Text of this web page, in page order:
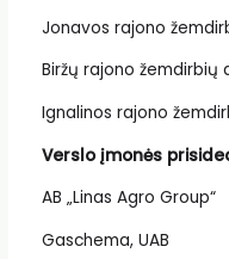
Jonavos rajono
Biržų rajono žemdirbių
Ignalinos rajono
Verslo įmonės
AB „Linas Agro Group“
Gaschema, UAB